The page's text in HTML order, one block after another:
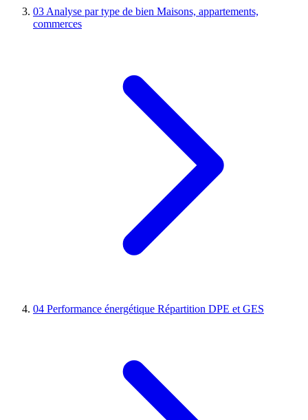
03 Analyse par type de bien Maisons, appartements,
commerces
04 Performance énergétique Répartition DPE et GES